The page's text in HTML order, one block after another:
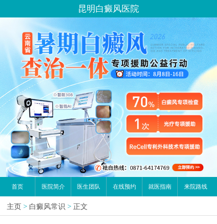
昆明白癜风医院
首页 医院简介 医生团队 在线预约 就医指南 来院路线
主页 > 白癜风常识 > 正文